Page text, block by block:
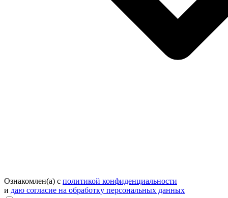
Ознакомлен(а) с политикой конфиденциальности
и даю согласие на обработку персональных данных